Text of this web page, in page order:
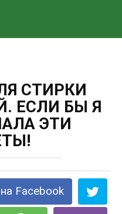
СТИРКИ
ЕСЛИ БЫ Я
ЭТИ
Facebook